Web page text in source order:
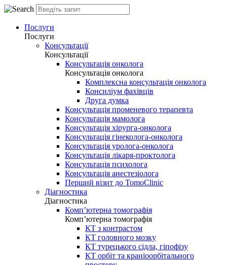
Послуги
Послуги
Консультації
Консультації
Консультація онколога
Консультація онколога
Комплексна консультація онколога
Консиліум фахівців
Друга думка
Консультація променевого терапевта
Консультація мамолога
Консультація хірурга-онколога
Консультація гінеколога-онколога
Консультація уролога-онколога
Консультація лікаря-проктолога
Консультація психолога
Консультація анестезіолога
Перший візит до TomoClinic
Діагностика
Діагностика
Комп’ютерна томографія
Комп’ютерна томографія
КТ з контрастом
КТ головного мозку
КТ турецького сідла, гіпофізу
КТ орбіт та краніоорбітального